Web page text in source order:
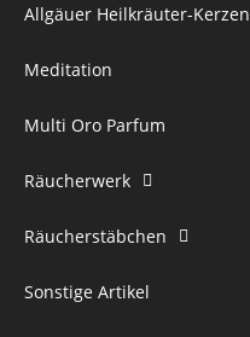
Allgäuer Heilkräuter-Kerzen
Meditation
Multi Oro Parfum
Räucherwerk
Räucherstäbchen
Sonstige Artikel